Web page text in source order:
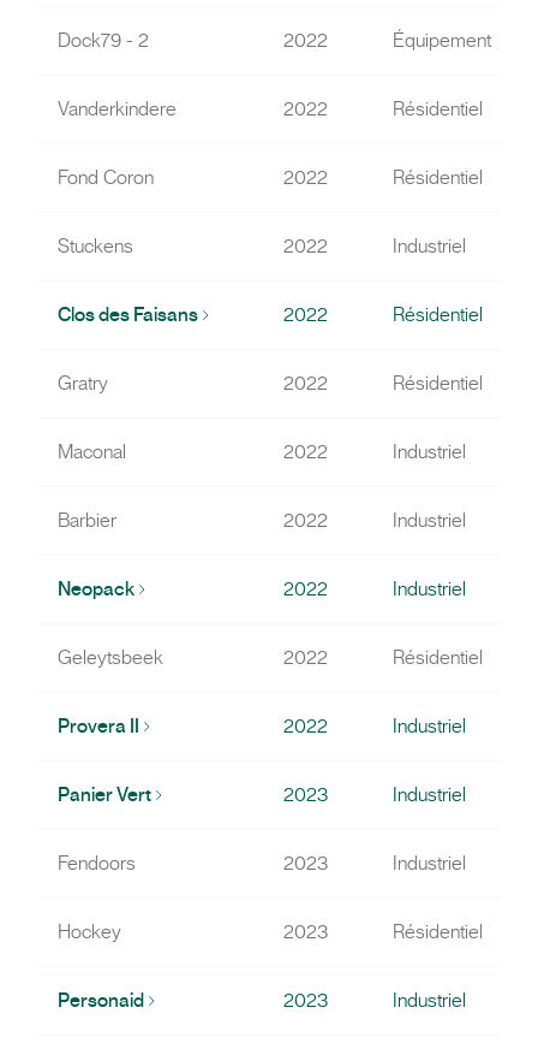
Dock79 - 2 2022 Équipement
Vanderkindere 2022 Résidentiel
Fond Coron 2022 Résidentiel
Stuckens 2022 Industriel
Clos des Faisans 2022 Résidentiel
Gratry 2022 Résidentiel
Maconal 2022 Industriel
Barbier 2022 Industriel
Neopack 2022 Industriel
Geleytsbeek 2022 Résidentiel
Provera II 2022 Industriel
Panier Vert 2023 Industriel
Fendoors 2023 Industriel
Hockey 2023 Résidentiel
Personaid 2023 Industriel